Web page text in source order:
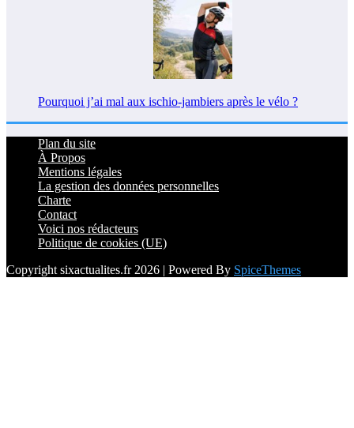
Pourquoi j’ai mal aux ischio-jambiers après le vélo ?
Plan du site
À Propos
Mentions légales
La gestion des données personnelles
Charte
Contact
Voici nos rédacteurs
Politique de cookies (UE)
Copyright sixactualites.fr 2026 | Powered By SpiceThemes